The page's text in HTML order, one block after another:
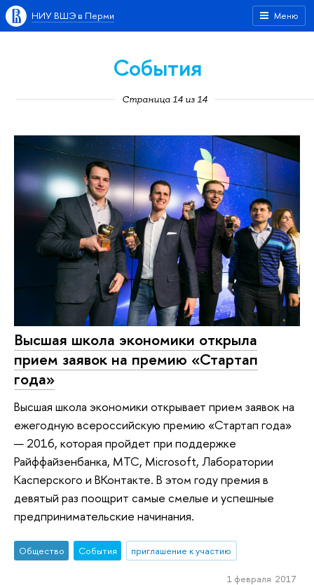
Меню
НИУ ВШЭ в Перми
События
Страница 14 из 14
Высшая школа экономики открыла
прием заявок на премию «Стартап
года»
Высшая школа экономики открывает прием заявок на
ежегодную всероссийскую премию «Стартап года»
— 2016, которая пройдет при поддержке
Райффайзенбанка, МТС, Microsoft, Лаборатории
Касперского и ВКонтакте. В этом году премия в
девятый раз поощрит самые смелые и успешные
предпринимательские начинания.
Общество События приглашение к участию
1 февраля 2017